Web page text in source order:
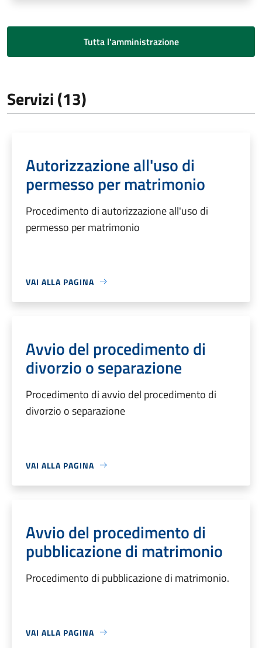
Tutta l'amministrazione
Servizi (13)
Autorizzazione all'uso di
permesso per matrimonio
Procedimento di autorizzazione all'uso di
permesso per matrimonio
VAI ALLA PAGINA
Avvio del procedimento di
divorzio o separazione
Procedimento di avvio del procedimento di
divorzio o separazione
VAI ALLA PAGINA
Avvio del procedimento di
pubblicazione di matrimonio
Procedimento di pubblicazione di matrimonio.
VAI ALLA PAGINA